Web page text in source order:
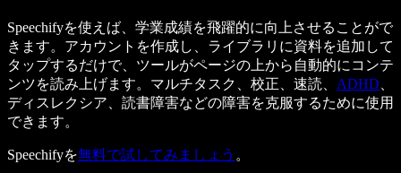
Speechifyを使えば、学業成績を飛躍的に向上させることがで
きます。アカウントを作成し、ライブラリに資料を追加して
タップするだけで、ツールがページの上から自動的にコンテ
ンツを読み上げます。マルチタスク、校正、速読、 ADHD
ディスレクシア、読書障害などの障害を克服するために使用
できます。
Speechifyを無料で試してみましょう 。